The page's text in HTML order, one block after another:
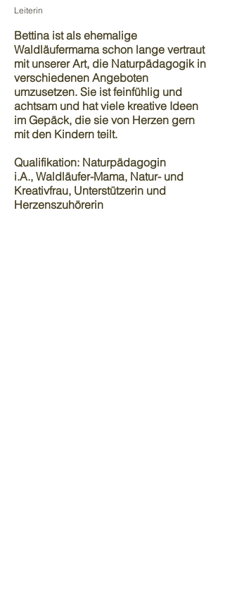
Leiterin
Bettina ist als ehemalige
Waldläufermama schon lange vertraut
mit unserer Art, die Naturpädagogik in
verschiedenen Angeboten
umzusetzen. Sie ist feinfühlig und
achtsam und hat viele kreative Ideen
im Gepäck, die sie von Herzen gern
mit den Kindern teilt.
Qualifikation: Naturpädagogin
i.A., Waldläufer-Mama, Natur- und
Kreativfrau, Unterstützerin und
Herzenszuhörerin